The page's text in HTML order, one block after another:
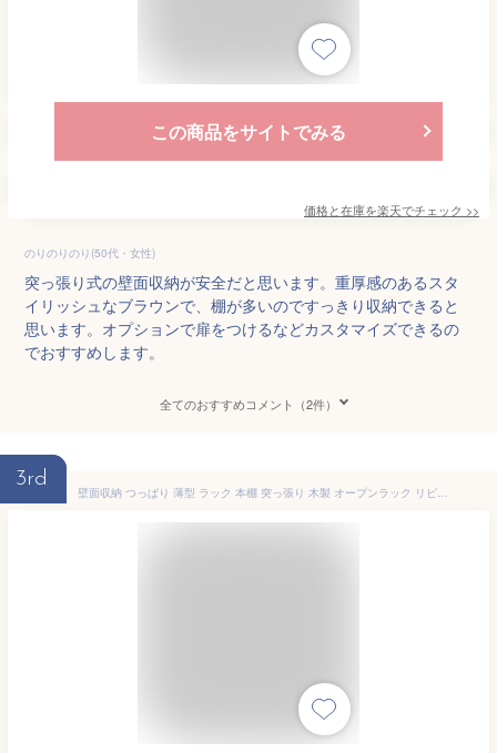
この商品をサイトでみる
価格と在庫を楽天でチェック >>
のりのりのり(50代・女性)
突っ張り式の壁面収納が安全だと思います。重厚感のあるスタ
イリッシュなブラウンで、棚が多いのですっきり収納できると
思います。オプションで扉をつけるなどカスタマイズできるの
でおすすめします。
全てのおすすめコメント（2件）
3rd
壁面収納 つっぱり 薄型 ラック 本棚 突っ張り 木製 オープンラック リビング 収納 本体 幅75cm ブラウン